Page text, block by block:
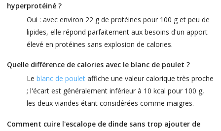
hyperprotéiné ?
Oui : avec environ 22 g de protéines pour 100 g et peu de
lipides, elle répond parfaitement aux besoins d'un apport
élevé en protéines sans explosion de calories.
Quelle différence de calories avec le blanc de poulet ?
Le blanc de poulet affiche une valeur calorique très proche
; l'écart est généralement inférieur à 10 kcal pour 100 g,
les deux viandes étant considérées comme maigres.
Comment cuire l'escalope de dinde sans trop ajouter de